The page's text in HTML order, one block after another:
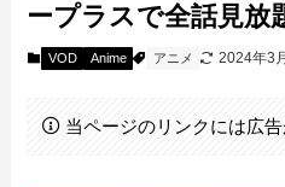
ープラスで全話見放
VOD Anime アニメ 2024年3
当ページのリンクには広告